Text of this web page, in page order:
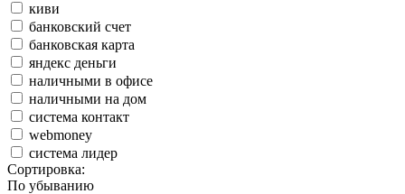
киви
банковский счет
банковская карта
яндекс деньги
наличными в офисе
наличными на дом
система контакт
webmoney
система лидер
Сортировка:
По убыванию